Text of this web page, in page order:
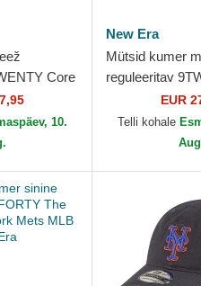
Core
Mets MLB
10.
New Era
Mütsid kumer
reguleeritav
Classic New
New Era
EUR
Telli kohale